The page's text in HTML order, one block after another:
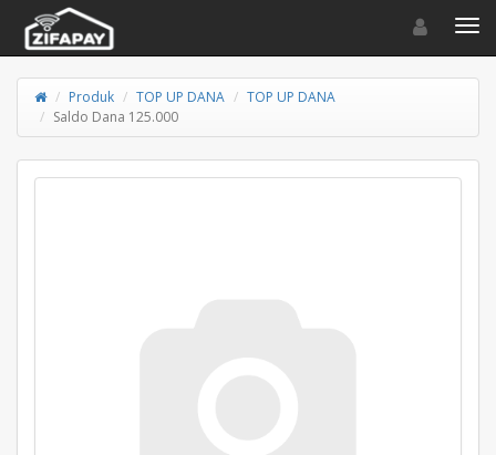
Toggle
Produk TOP UP DANA
TOP UP DANA
Saldo Dana 125.000